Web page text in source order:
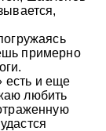
примерно
есть и еще
любить